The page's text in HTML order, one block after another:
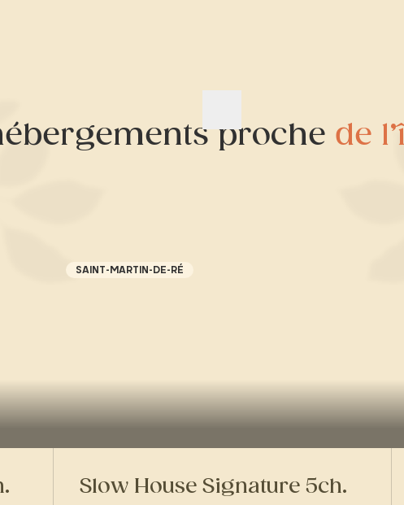
proche de
SAINT-MARTIN-DE-RÉ
Slow House Signature 5ch.